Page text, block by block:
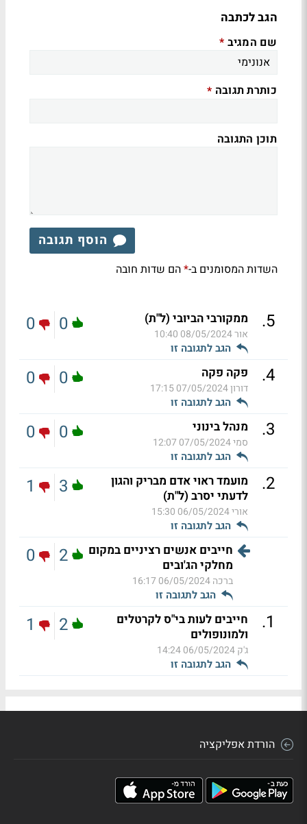
הגב לכתבה
שם המגיב *
כותרת תגובה *
תוכן התגובה
הוסף תגובה
השדות המסומנים ב-*הם שדות חובה
5
. ממקורבי הביובי (ל"ת)
אור08/05/2024 10:40
הגב לתגובה זו
0
0
4
. פקה פקה
דורון07/05/2024 17:15
הגב לתגובה זו
0
0
3
. מנהל בינוני
סמי07/05/2024 12:07
הגב לתגובה זו
0
0
2
.
מועמד ראוי אדם מבריק והגון
לדעתי יסרב (ל"ת)
אורי06/05/2024 15:30
הגב לתגובה זו
3
1
חייבים אנשים רציניים במקום
מחלקי הג'ובים
ברכה06/05/2024 16:17
הגב לתגובה זו
2
0
1
.
חייבים לעות בי"ס לקרטלים
ולמונופולים
ג'ק06/05/2024 14:24
הגב לתגובה זו
2
1
הורדת אפליקציה